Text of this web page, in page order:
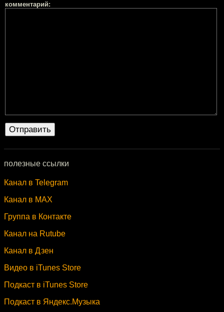
комментарий:
полезные ссылки
Канал в Telegram
Канал в MAX
Группа в Контакте
Канал на Rutube
Канал в Дзен
Видео в iTunes Store
Подкаст в iTunes Store
Подкаст в Яндекс.Музыка